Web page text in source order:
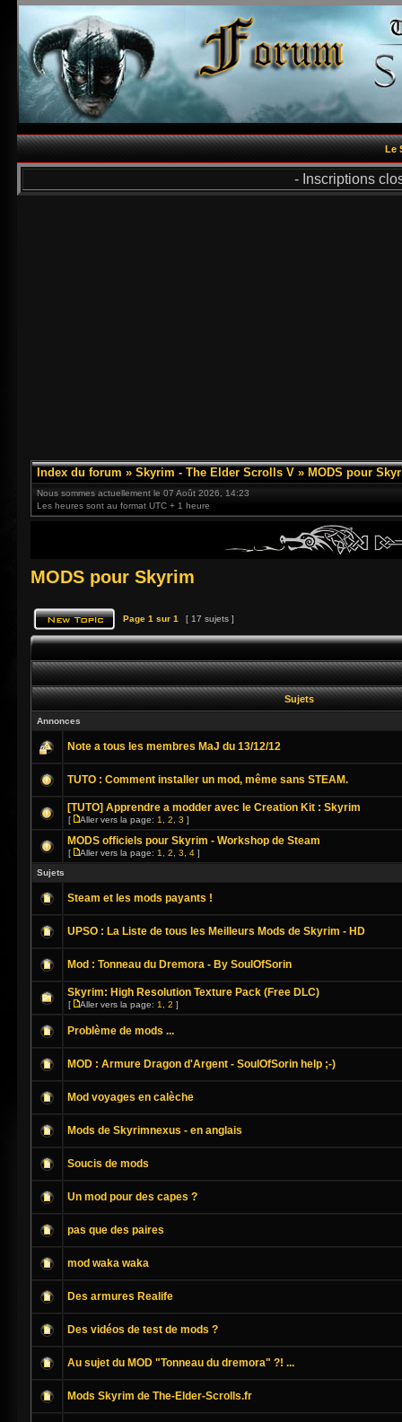
Le
- Inscriptions
Index du forum » Skyrim - The Elder Scrolls V » MODS pour
Nous sommes actuellement le 07 Août 2026, 14:23
Les heures sont au format UTC + 1 heure
MODS pour Skyrim
Page 1 sur 1 [ 17 sujets ]
Sujets
Annonces
Note a tous les membres MaJ du 13/12/12
TUTO : Comment installer un mod, même sans STEAM.
[TUTO] Apprendre a modder avec le Creation Kit : Skyrim
[ Aller vers la page: 1 2 3 ]
MODS officiels pour Skyrim - Workshop de Steam
[ Aller vers la page: 1 2 3 4 ]
Sujets
Steam et les mods payants !
UPSO : La Liste de tous les Meilleurs Mods de Skyrim - HD
Mod : Tonneau du Dremora - By SoulOfSorin
Skyrim: High Resolution Texture Pack (Free DLC)
[ Aller vers la page: 1 2 ]
Problème de mods ...
MOD : Armure Dragon d'Argent - SoulOfSorin help ;-)
Mod voyages en calèche
Mods de Skyrimnexus - en anglais
Soucis de mods
Un mod pour des capes ?
pas que des paires
mod waka waka
Des armures Realife
Des vidéos de test de mods ?
Au sujet du MOD "Tonneau du dremora" ?! ...
Mods Skyrim de The-Elder-Scrolls.fr